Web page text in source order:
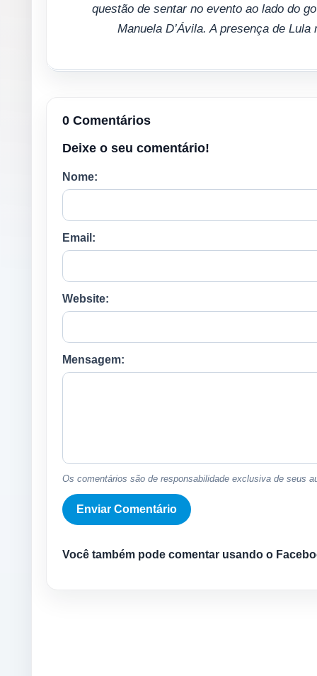
questão de sentar no evento ao lado do
Manuela D’Ávila. A presença de
0 Comentários
Deixe o seu comentário!
Nome:
Email:
Website:
Mensagem:
Os comentários são de responsabilidade exclusiva de seus
Você também pode comentar usando o